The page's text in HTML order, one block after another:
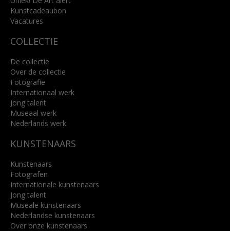
Lees meer
Kunstcadeaubon
Vacatures
COLLECTIE
De collectie
Over de collectie
Fotografie
Internationaal werk
Jong talent
Museaal werk
Nederlands werk
KUNSTENAARS
Kunstenaars
Fotografen
Internationale kunstenaars
Jong talent
Museale kunstenaars
Nederlandse kunstenaars
Over onze kunstenaars